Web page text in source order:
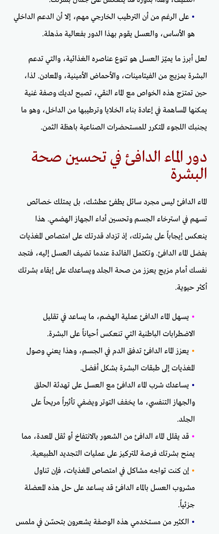
• على الرغم من أن الترطيب الخارجي مهم، إلا أن الدعم الداخلي
هو الأساس، والعسل يقوم بهذا الدور بفعالية مذهلة.
لعل أبرز ما يميّز العسل هو تنوع عناصره الغذائية، والتي تدعم
البشرة بمزيج من الفيتامينات، والأحماض الأمينية، والمعادن. لذا،
حين تمتزج هذه الخواص مع الماء النقي، تصبح لديك وصفة غنية
يمكنها المساهمة في إعادة بناء الخلايا وترطيبها من الداخل، وهو ما
يجنبك اللجوء المتكرر للمستحضرات الصناعية باهظة الثمن.
دور الماء الدافئ في تحسين صحة
البشرة
الماء الدافئ ليس مجرد سائل يطفئ عطشك، بل يمتلك خصائص
تسهم في استرخاء الجسم وتحسين أداء الجهاز الهضمي. هذا
ينعكس إيجاباً على بشرتك، إذ تزداد قدرتك على امتصاص المغذيات
بفضل الماء الدافئ. وتكتمل الفائدة عندما تضيف العسل إليه، فتجد
نفسك أمام مزيج يعزز من صحة الجلد ويساعدك على إبقاء بشرتك
أكثر حيوية.
• يسهل الماء الدافئ عملية الهضم، ما يساعد في تقليل
الاضطرابات الباطنية التي تنعكس أحياناً على البشرة.
• يعزز الماء الدافئ تدفق الدم في الجسم، وهذا يعني وصول
المغذيات إلى طبقات البشرة بشكل أفضل.
• يساعدك شرب الماء الدافئ مع العسل على تهدئة الحلق
والجهاز التنفسي، ما يخفف التوتر ويضفي تأثيراً مريحاً على
الجلد.
• قد يقلل الماء الدافئ من الشعور بالانتفاخ أو ثقل المعدة، مما
يمنح بشرتك فرصة للتركيز على عمليات التجديد الطبيعية.
• إن كنت تواجه مشاكل في امتصاص المغذيات، فإن تناول
مشروب العسل بالماء الدافئ قد يساعد على حل هذه المعضلة
جزئياً.
• الكثير من مستخدمي هذه الوصفة يشعرون بتحسّن في ملمس